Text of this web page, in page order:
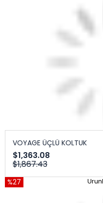
VOYAGE ÜÇLÜ KOLTUK
$1,363.08
$1,867.43
%27